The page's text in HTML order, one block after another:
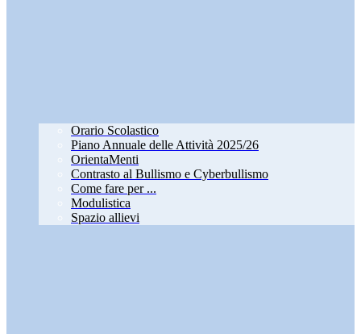
Orario Scolastico
Piano Annuale delle Attività 2025/26
OrientaMenti
Contrasto al Bullismo e Cyberbullismo
Come fare per ...
Modulistica
Spazio allievi